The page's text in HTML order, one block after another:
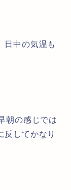
日中の気温も
朝の感じでは
反してかなり